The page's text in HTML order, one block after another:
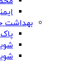
بهداشت